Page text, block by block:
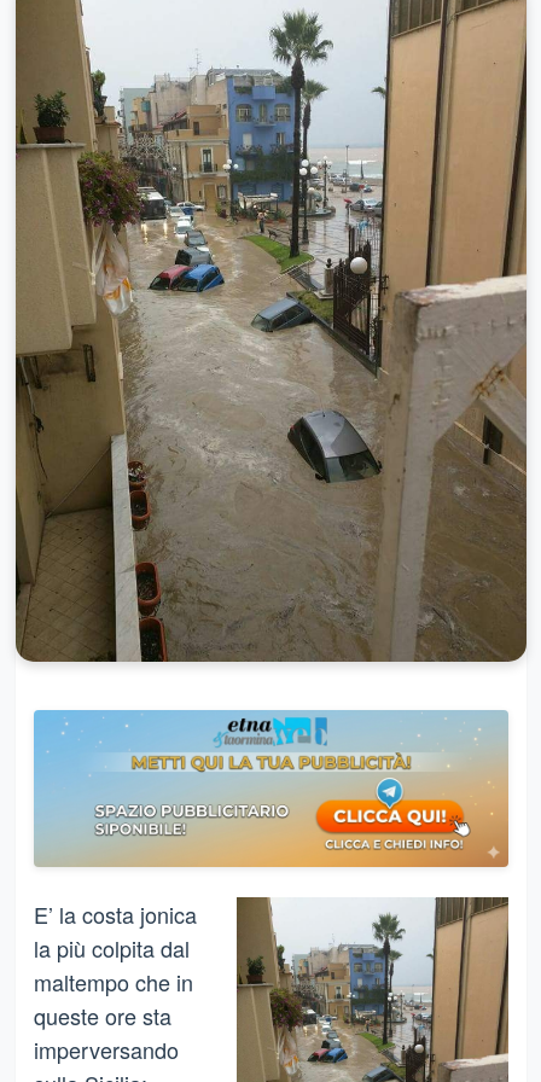
E’ la costa jonica
la più colpita dal
maltempo che in
queste ore sta
imperversando